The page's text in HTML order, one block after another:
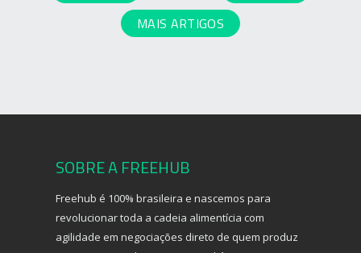
MAIS ARTIGOS
SOBRE A FREEHUB
Freehub é 100% brasileira e nascemos para
revolucionar toda a cadeia alimentícia com
agilidade em negociações direto de quem produz